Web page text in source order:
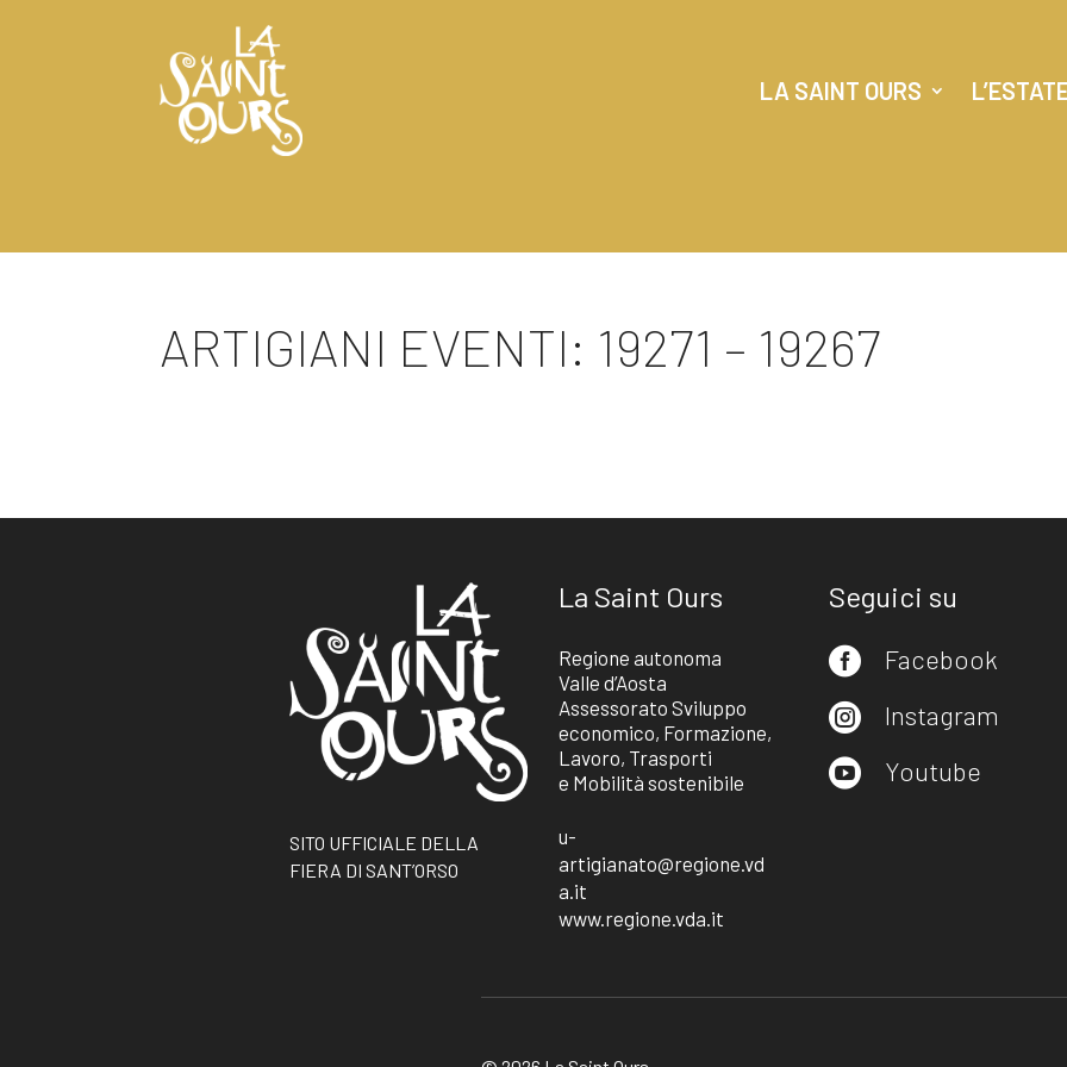
LA SAINT OURS
ARTIGIANI EVENTI: 19271 – 19267
SITO UFFICIALE DELLA
FIERA DI SANT’ORSO
La Saint Ours
Regione autonoma
Valle d’Aosta
Assessorato Sviluppo
economico, Formazione,
Lavoro, Trasporti
e Mobilità sostenibile
u-
artigianato@regione.vd
a.it
www.regione.vda.it
Seguici su
 Facebook
 Instagram
 Youtube